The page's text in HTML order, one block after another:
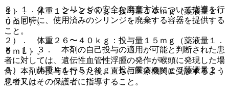
８．１．２． シリンジの安全な廃棄方法について指導を行
うと同時に、使用済みのシリンジを廃棄する容器を提供する
こと。
８．１．３． 本剤の自己投与の適用が可能と判断された患
者に対しては、遺伝性血管性浮腫の発作が喉頭に発現した場
合、本剤の投与を行った後、直ちに医療機関に受診するよう
患者又はその保護者に指導すること。
１）． 体重１２〜２５ｋｇ：投与量１０ｍｇ（薬液量１．
０ｍＬ）。
２）． 体重２６〜４０ｋｇ：投与量１５ｍｇ（薬液量１．
５ｍＬ）。
３）． 体重４１〜５０ｋｇ：投与量２０ｍｇ（薬液量２．
０ｍＬ）。